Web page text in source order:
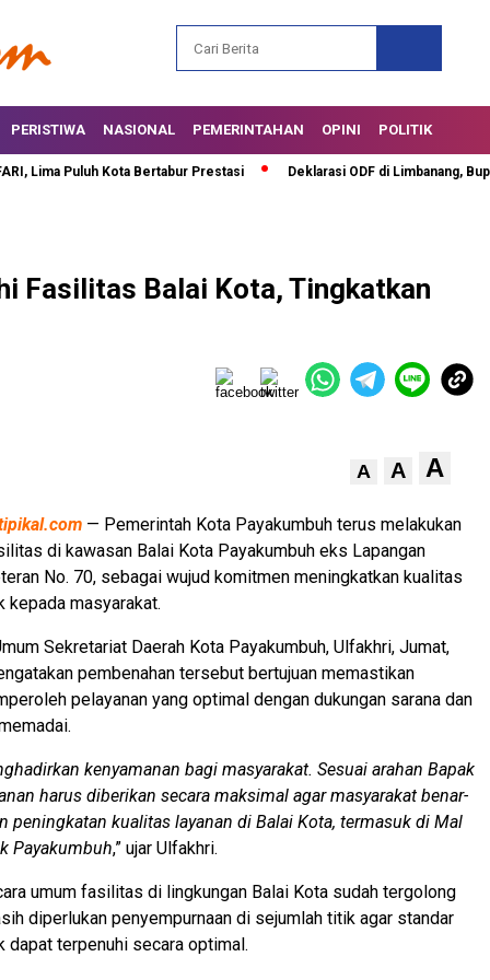
PERISTIWA NASIONAL PEMERINTAHAN OPINI POLITIK
Puluh Kota Bertabur Prestasi Deklarasi ODF di Limbanang, Bupati
Fasilitas Balai Kota, Tingkatkan
A A A
— Pemerintah Kota Payakumbuh terus melakukan
di kawasan Balai Kota Payakumbuh eks Lapangan
No. 70, sebagai wujud komitmen meningkatkan kualitas
kepada masyarakat.
Sekretariat Daerah Kota Payakumbuh, Ulfakhri, Jumat,
pembenahan tersebut bertujuan memastikan
pelayanan yang optimal dengan dukungan sarana dan
kenyamanan bagi masyarakat. Sesuai arahan Bapak
harus diberikan secara maksimal agar masyarakat benar-
peningkatan kualitas layanan di Balai Kota, termasuk di Mal
Payakumbuh,” ujar Ulfakhri.
umum fasilitas di lingkungan Balai Kota sudah tergolong
diperlukan penyempurnaan di sejumlah titik agar standar
dapat terpenuhi secara optimal.